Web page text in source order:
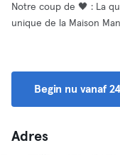
Notre coup de 🖤 : La
unique de la Maison
Begin nu vanaf
Adres